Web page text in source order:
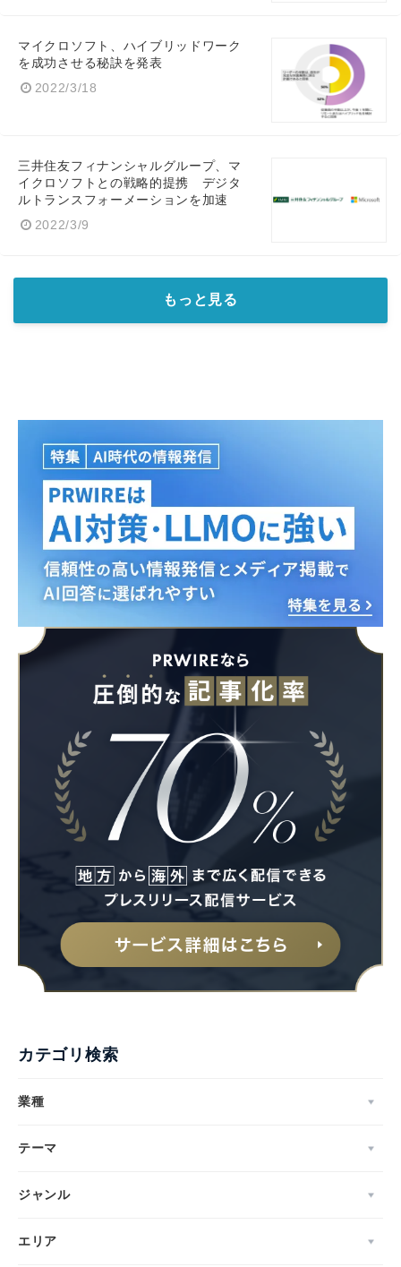
マイクロソフト、ハイブリッドワーク
を成功させる秘訣を発表
2022/3/18
三井住友フィナンシャルグループ、マ
イクロソフトとの戦略的提携 デジタ
ルトランスフォーメーションを加速
2022/3/9
もっと見る
カテゴリ検索
業種
テーマ
ジャンル
エリア